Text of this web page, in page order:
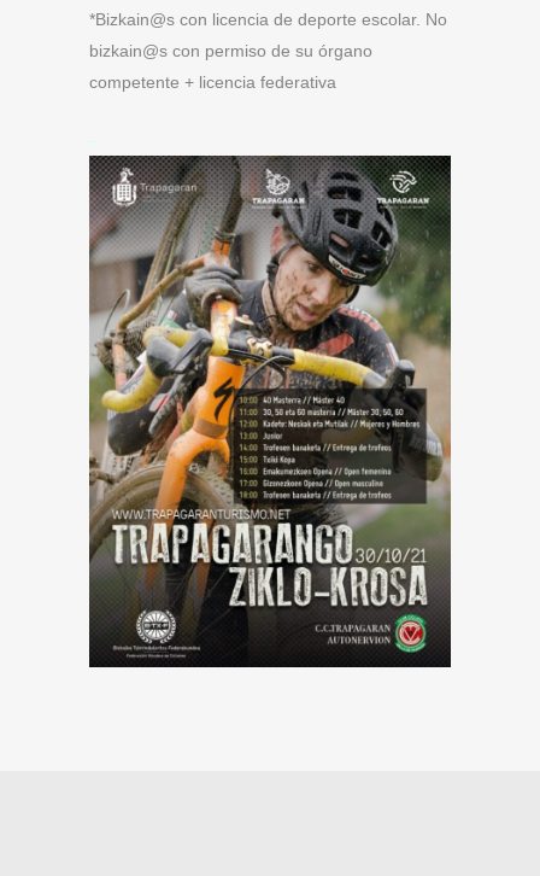
*Bizkain@s con licencia de deporte escolar. No
bizkain@s con permiso de su órgano
competente + licencia federativa
–